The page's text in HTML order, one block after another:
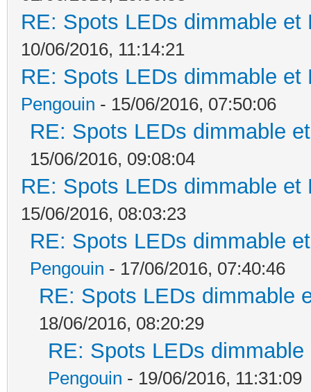
RE: Spots LEDs dimmable
10/06/2016, 11:14:21
RE: Spots LEDs dimmable
Pengouin - 15/06/2016, 07:50:06
RE: Spots LEDs dimmable
15/06/2016, 09:08:04
RE: Spots LEDs dimmable
15/06/2016, 08:03:23
RE: Spots LEDs dimmable
Pengouin - 17/06/2016, 07:40:46
RE: Spots LEDs dimmable
18/06/2016, 08:20:29
RE: Spots LEDs
Pengouin - 19/06/2016, 11:31:09